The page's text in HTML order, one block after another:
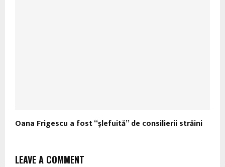
Oana Frigescu a fost “şlefuită” de consilierii străini
LEAVE A COMMENT